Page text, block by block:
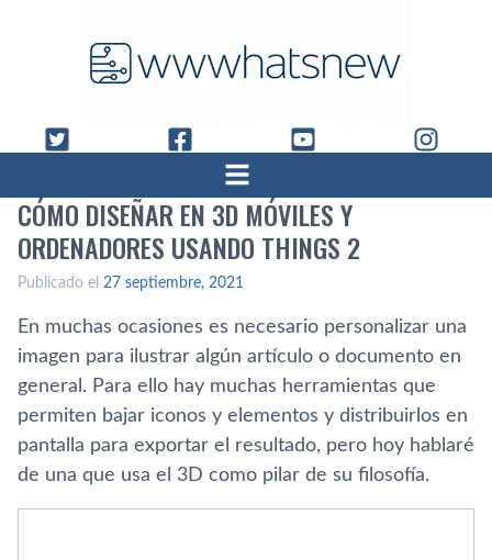
CÓMO DISEÑAR EN 3D MÓVILES Y
ORDENADORES USANDO THINGS 2
Publicado el 27 septiembre, 2021
En muchas ocasiones es necesario personalizar una
imagen para ilustrar algún artículo o documento en
general. Para ello hay muchas herramientas que
permiten bajar iconos y elementos y distribuirlos en
pantalla para exportar el resultado, pero hoy hablaré
de una que usa el 3D como pilar de su filosofía.